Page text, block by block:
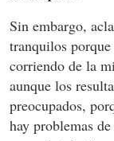
Sin embargo,
tranquilos
corriendo de la
aunque los
preocupados,
hay problemas